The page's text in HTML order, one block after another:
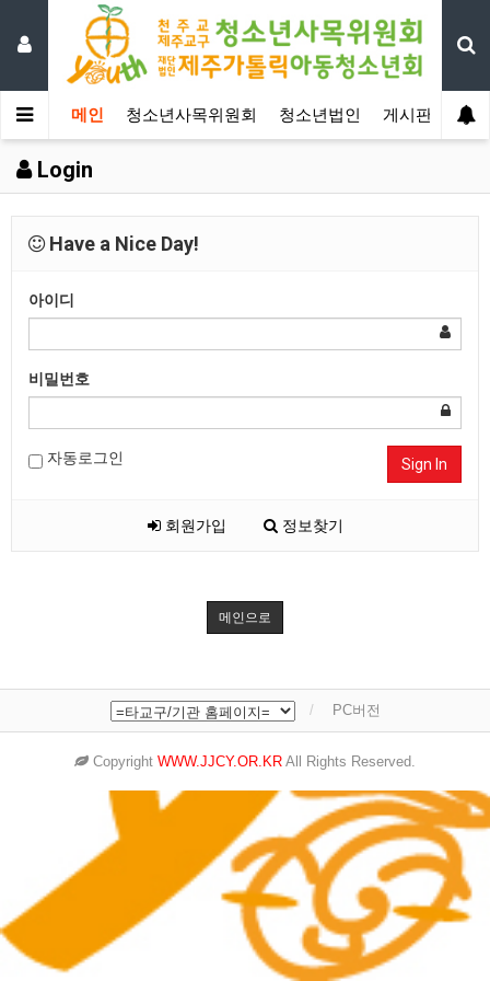
메인 청소년사목위원회 청소년법인 게시판 자
Login
Have a Nice Day!
아이디
비밀번호
자동로그인 Sign In
회원가입 정보찾기
메인으로
PC버전
Copyright WWW.JJCY.OR.KR All Rights Reserved.